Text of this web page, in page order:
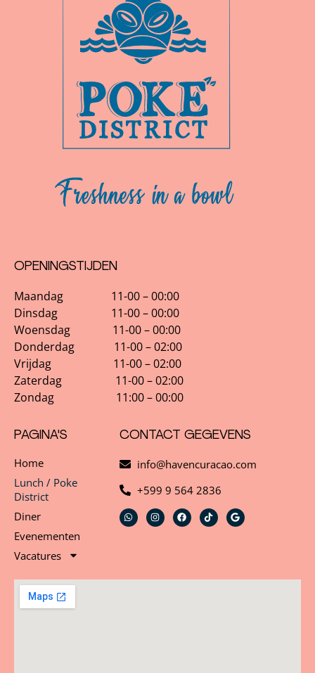
OPENINGSTIJDEN
Maandag 11-00 – 00:00
Dinsdag 11-00 – 00:00
Woensdag 11-00 – 00:00
Donderdag 11-00 – 02:00
Vrijdag 11-00 – 02:00
Zaterdag 11-00 – 02:00
Zondag 11:00 – 00:00
PAGINA'S
Home
Lunch / Poke
District
Diner
Evenementen
Vacatures
CONTACT GEGEVENS
info@havencuracao.com
+599 9 564 2836